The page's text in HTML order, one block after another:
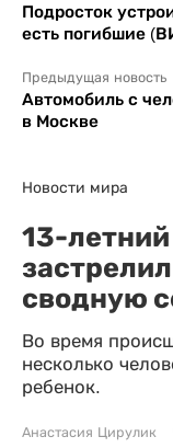
Подросток
есть погибшие
Предыдущая новость
Автомобиль с
в Москве
Новости мира
13-
сводную
Во время
несколько
ребенок.
Анастасия Цирулик